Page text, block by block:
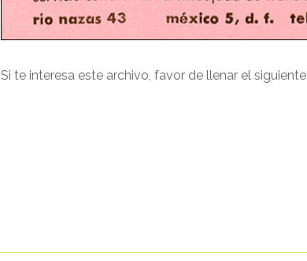
Si te interesa este archivo, favor de llenar el siguiente